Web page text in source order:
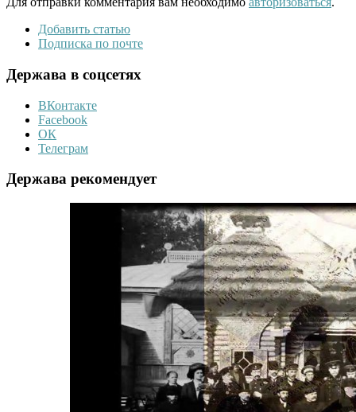
Добавить статью
Подписка по почте
Держава в соцсетях
ВКонтакте
Facebook
ОК
Телеграм
Держава рекомендует